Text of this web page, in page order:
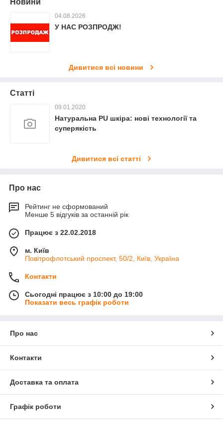
Новини
04.08.2026
У НАС РОЗПРОДЖ!
Дивитися всі новини
Статті
09.01.2020
Натуральна PU шкіра: нові технології та
суперякість
Дивитися всі статті
Про нас
Рейтинг не сформований
Менше 5 відгуків за останній рік
Працює з 22.02.2018
м. Київ
Повітрофлотський проспект, 50/2, Київ, Україна
Контакти
Сьогодні працює з 10:00 до 19:00
Показати весь графік роботи
Про нас
Контакти
Доставка та оплата
Графік роботи